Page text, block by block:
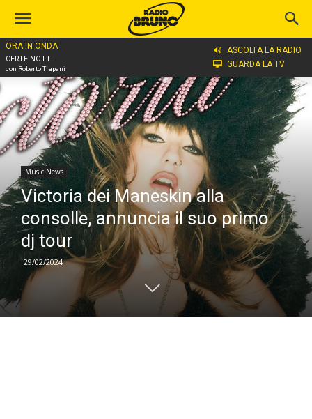
ORA IN ONDA
CERTE NOTTI
con Roberto Trapani
ASCOLTA LA RADIO
GUARDA LA TV
Home
Music News
Victoria dei Maneskin alla
consolle, annuncia il suo primo
dj tour
29/02/2024